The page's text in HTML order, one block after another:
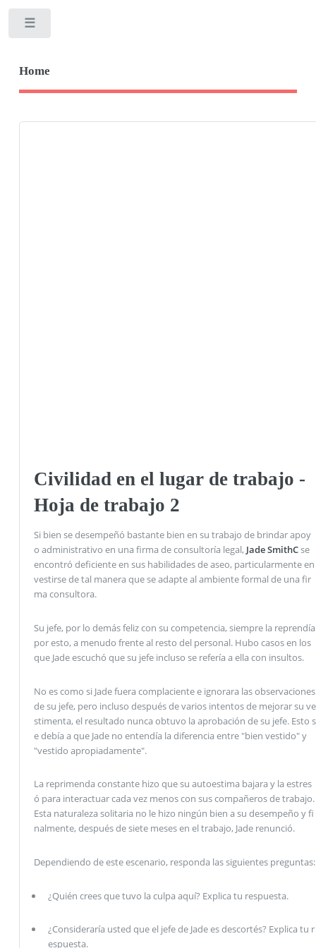
Home
Civilidad en el lugar de trabajo -
Hoja de trabajo 2
Si bien se desempeñó bastante bien en su trabajo de brindar apoy
o administrativo en una firma de consultoría legal, Jade SmithCse
encontró deficiente en sus habilidades de aseo, particularmente en
vestirse de tal manera que se adapte al ambiente formal de una fir
ma consultora.
Su jefe, por lo demás feliz con su competencia, siempre la reprendía
por esto, a menudo frente al resto del personal. Hubo casos en los
que Jade escuchó que su jefe incluso se refería a ella con insultos.
No es como si Jade fuera complaciente e ignorara las observaciones
de su jefe, pero incluso después de varios intentos de mejorar su ve
stimenta, el resultado nunca obtuvo la aprobación de su jefe. Esto s
e debía a que Jade no entendía la diferencia entre "bien vestido" y
"vestido apropiadamente".
La reprimenda constante hizo que su autoestima bajara y la estres
ó para interactuar cada vez menos con sus compañeros de trabajo.
Esta naturaleza solitaria no le hizo ningún bien a su desempeño y fi
nalmente, después de siete meses en el trabajo, Jade renunció.
Dependiendo de este escenario, responda las siguientes preguntas:
¿Quién crees que tuvo la culpa aquí? Explica tu respuesta.
¿Consideraría usted que el jefe de Jade es descortés? Explica tu r
espuesta.